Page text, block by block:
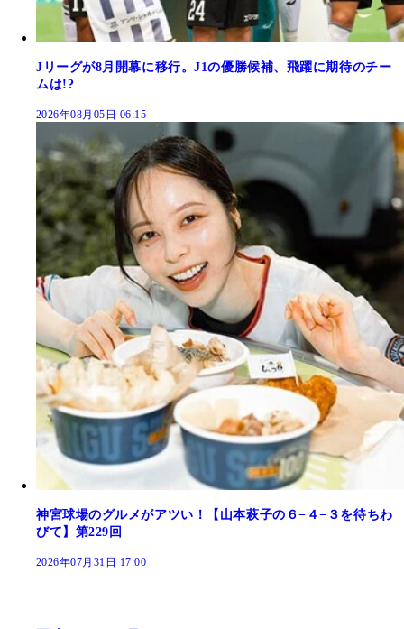
Jリーグが8月開幕に移行。J1の優勝候補、飛躍に期待のチー
ムは!?
2026年08月05日 06:15
神宮球場のグルメがアツい！【山本萩子の６−４−３を待ちわ
びて】第229回
2026年07月31日 17:00